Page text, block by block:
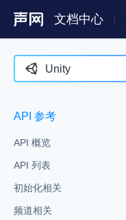
文档中心
产品
通用文档
Legacy 文档
Unity
iOS
macOS
C++ (全平台)
API 参考
API 概览
API 列表
初始化相关
频道相关